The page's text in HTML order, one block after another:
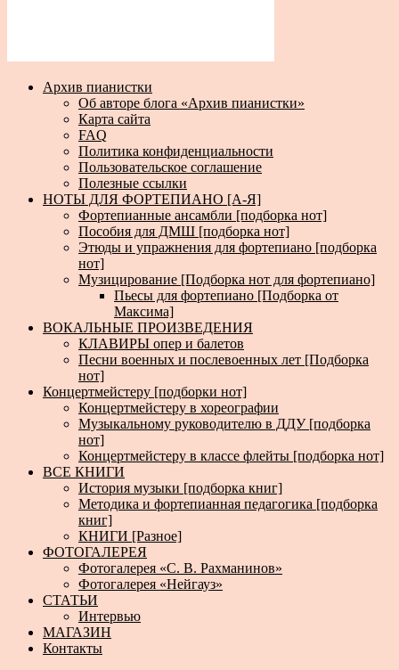
Архив пианистки
Об авторе блога «Архив пианистки»
Карта сайта
FAQ
Политика конфиденциальности
Пользовательское соглашение
Полезные ссылки
НОТЫ ДЛЯ ФОРТЕПИАНО [А-Я]
Фортепианные ансамбли [подборка нот]
Пособия для ДМШ [подборка нот]
Этюды и упражнения для фортепиано [подборка
нот]
Музицирование [Подборка нот для фортепиано]
Пьесы для фортепиано [Подборка от
Максима]
ВОКАЛЬНЫЕ ПРОИЗВЕДЕНИЯ
КЛАВИРЫ опер и балетов
Песни военных и послевоенных лет [Подборка
нот]
Концертмейстеру [подборки нот]
Концертмейстеру в хореографии
Музыкальному руководителю в ДДУ [подборка
нот]
Концертмейстеру в классе флейты [подборка нот]
ВСЕ КНИГИ
История музыки [подборка книг]
Методика и фортепианная педагогика [подборка
книг]
КНИГИ [Разное]
ФОТОГАЛЕРЕЯ
Фотогалерея «С. В. Рахманинов»
Фотогалерея «Нейгауз»
СТАТЬИ
Интервью
МАГАЗИН
Контакты